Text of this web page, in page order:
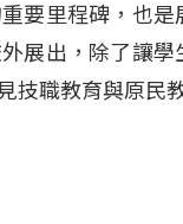
要里程碑，也
展出，除了讓
技職教育與原民